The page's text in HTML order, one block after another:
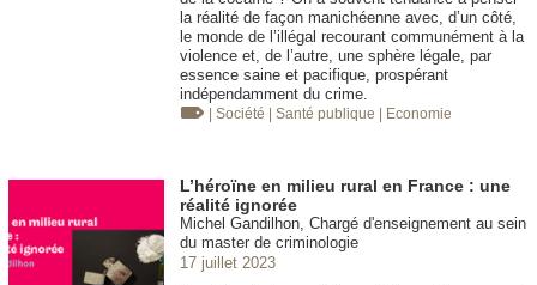
la réalité de façon manichéenne avec, d’un côté,
le monde de l’illégal recourant communément à la
violence et, de l’autre, une sphère légale, par
essence saine et pacifique, prospérant
indépendamment du crime.
| Société | Santé publique | Economie
L’héroïne en milieu rural en France : une
réalité ignorée
Michel Gandilhon, Chargé d'enseignement au sein
du master de criminologie
17 juillet 2023